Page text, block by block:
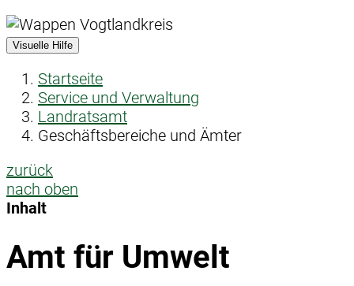
Visuelle Hilfe
Startseite
Service und Verwaltung
Landratsamt
Geschäftsbereiche und Ämter
zurück
nach oben
Inhalt
Amt für Umwelt